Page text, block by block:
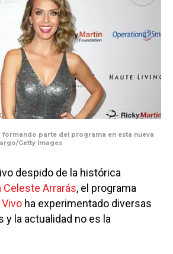
formando parte del programa en esta nueva
Getty Images
despido de la histórica
Celeste Arrarás, el programa
ha experimentado diversas
la actualidad no es la